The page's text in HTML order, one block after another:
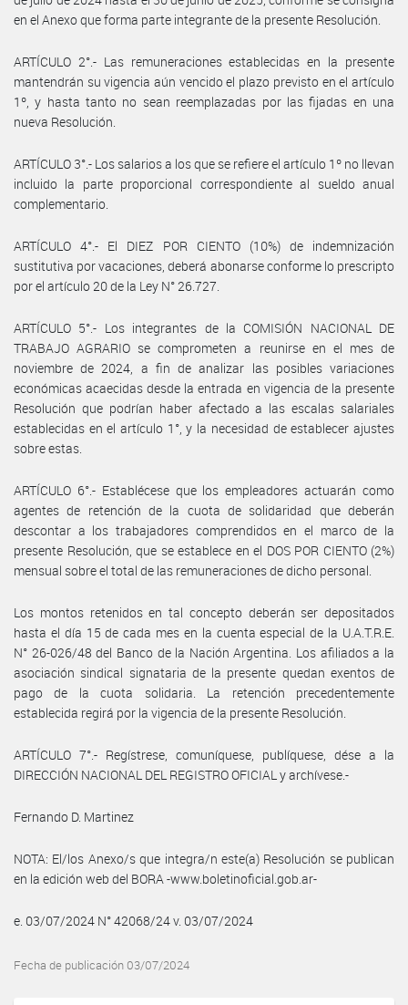
en el Anexo que forma parte integrante de la presente Resolución.
ARTÍCULO 2°.- Las remuneraciones establecidas en la presente
mantendrán su vigencia aún vencido el plazo previsto en el artículo
1º, y hasta tanto no sean reemplazadas por las fijadas en una
nueva Resolución.
ARTÍCULO 3°.- Los salarios a los que se refiere el artículo 1º no llevan
incluido la parte proporcional correspondiente al sueldo anual
complementario.
ARTÍCULO 4°.- El DIEZ POR CIENTO (10%) de indemnización
sustitutiva por vacaciones, deberá abonarse conforme lo prescripto
por el artículo 20 de la Ley N° 26.727.
ARTÍCULO 5°.- Los integrantes de la COMISIÓN NACIONAL DE
TRABAJO AGRARIO se comprometen a reunirse en el mes de
noviembre de 2024, a fin de analizar las posibles variaciones
económicas acaecidas desde la entrada en vigencia de la presente
Resolución que podrían haber afectado a las escalas salariales
establecidas en el artículo 1°, y la necesidad de establecer ajustes
sobre estas.
ARTÍCULO 6°.- Establécese que los empleadores actuarán como
agentes de retención de la cuota de solidaridad que deberán
descontar a los trabajadores comprendidos en el marco de la
presente Resolución, que se establece en el DOS POR CIENTO (2%)
mensual sobre el total de las remuneraciones de dicho personal.
Los montos retenidos en tal concepto deberán ser depositados
hasta el día 15 de cada mes en la cuenta especial de la U.A.T.R.E.
N° 26-026/48 del Banco de la Nación Argentina. Los afiliados a la
asociación sindical signataria de la presente quedan exentos de
pago de la cuota solidaria. La retención precedentemente
establecida regirá por la vigencia de la presente Resolución.
ARTÍCULO 7°.- Regístrese, comuníquese, publíquese, dése a la
DIRECCIÓN NACIONAL DEL REGISTRO OFICIAL y archívese.-
Fernando D. Martinez
NOTA: El/los Anexo/s que integra/n este(a) Resolución se publican
en la edición web del BORA -www.boletinoficial.gob.ar-
e. 03/07/2024 N° 42068/24 v. 03/07/2024
Fecha de publicación 03/07/2024